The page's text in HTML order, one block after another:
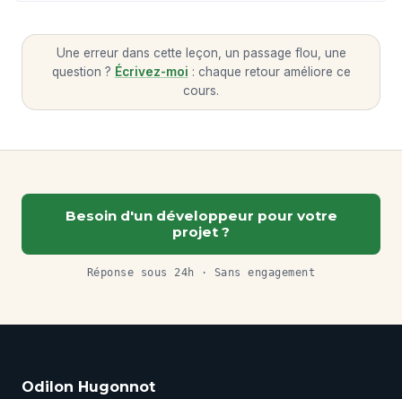
Une erreur dans cette leçon, un passage flou, une
question ? Écrivez-moi : chaque retour améliore ce
cours.
Besoin d'un développeur pour votre
projet ?
Réponse sous 24h · Sans engagement
Odilon Hugonnot